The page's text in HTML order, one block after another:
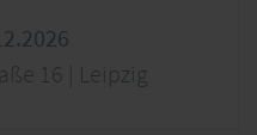
16 | Leipzig